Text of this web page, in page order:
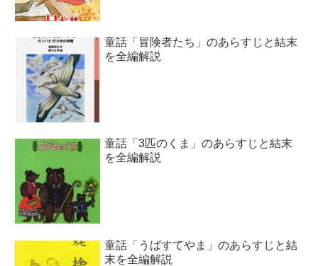
童話「冒険者たち」のあらすじと結末
を全編解説
童話「3匹のくま」のあらすじと結末
を全編解説
童話「うばすてやま」のあらすじと結
末を全編解説